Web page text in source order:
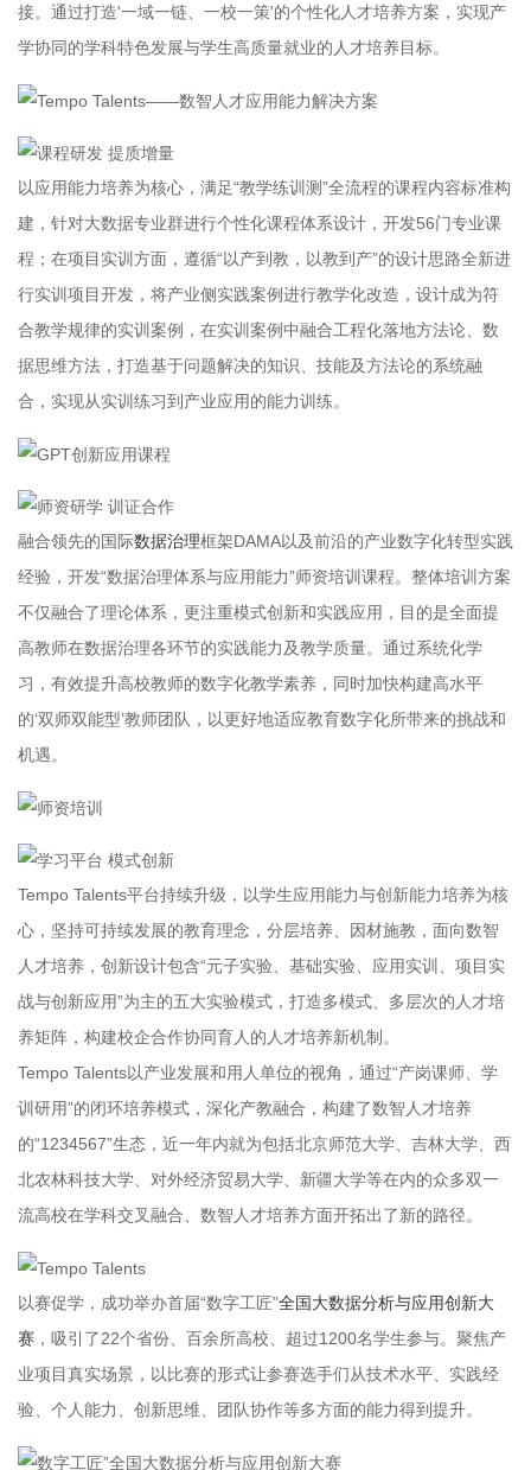
接。通过打造'一域一链、一校一策'的个性化人才培养方案，实现产
学协同的学科特色发展与学生高质量就业的人才培养目标。
以应用能力培养为核心，满足“教学练训测”全流程的课程内容标准构
建，针对大数据专业群进行个性化课程体系设计，开发56门专业课
程；在项目实训方面，遵循“以产到教，以教到产”的设计思路全新进
行实训项目开发，将产业侧实践案例进行教学化改造，设计成为符
合教学规律的实训案例，在实训案例中融合工程化落地方法论、数
据思维方法，打造基于问题解决的知识、技能及方法论的系统融
合，实现从实训练习到产业应用的能力训练。
融合领先的国际数据治理框架DAMA以及前沿的产业数字化转型实践
经验，开发“数据治理体系与应用能力”师资培训课程。整体培训方案
不仅融合了理论体系，更注重模式创新和实践应用，目的是全面提
高教师在数据治理各环节的实践能力及教学质量。通过系统化学
习，有效提升高校教师的数字化教学素养，同时加快构建高水平
的‘双师双能型’教师团队，以更好地适应教育数字化所带来的挑战和
机遇。
Tempo Talents平台持续升级，以学生应用能力与创新能力培养为核
心，坚持可持续发展的教育理念，分层培养、因材施教，面向数智
人才培养，创新设计包含“元子实验、基础实验、应用实训、项目实
战与创新应用”为主的五大实验模式，打造多模式、多层次的人才培
养矩阵，构建校企合作协同育人的人才培养新机制。
Tempo Talents以产业发展和用人单位的视角，通过“产岗课师、学
训研用”的闭环培养模式，深化产教融合，构建了数智人才培养
的“1234567”生态，近一年内就为包括北京师范大学、吉林大学、西
北农林科技大学、对外经济贸易大学、新疆大学等在内的众多双一
流高校在学科交叉融合、数智人才培养方面开拓出了新的路径。
以赛促学，成功举办首届“数字工匠”全国大数据分析与应用创新大
赛 ，吸引了22个省份、百余所高校、超过1200名学生参与。聚焦产
业项目真实场景，以比赛的形式让参赛选手们从技术水平、实践经
验、个人能力、创新思维、团队协作等多方面的能力得到提升。